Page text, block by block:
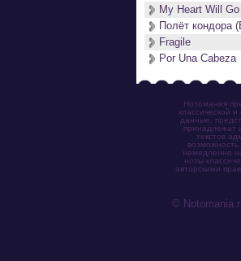
My Heart Will
Полёт кондора
Fragile
Por Una Cabeza
Нотомания
классической
данные,
принадлежат
текстов
немедленно
ноты
авторскими
©